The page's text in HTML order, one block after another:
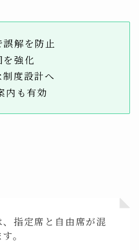
解を防止
を強化
度設計へ
内も有効
指定席と自由席が混
。